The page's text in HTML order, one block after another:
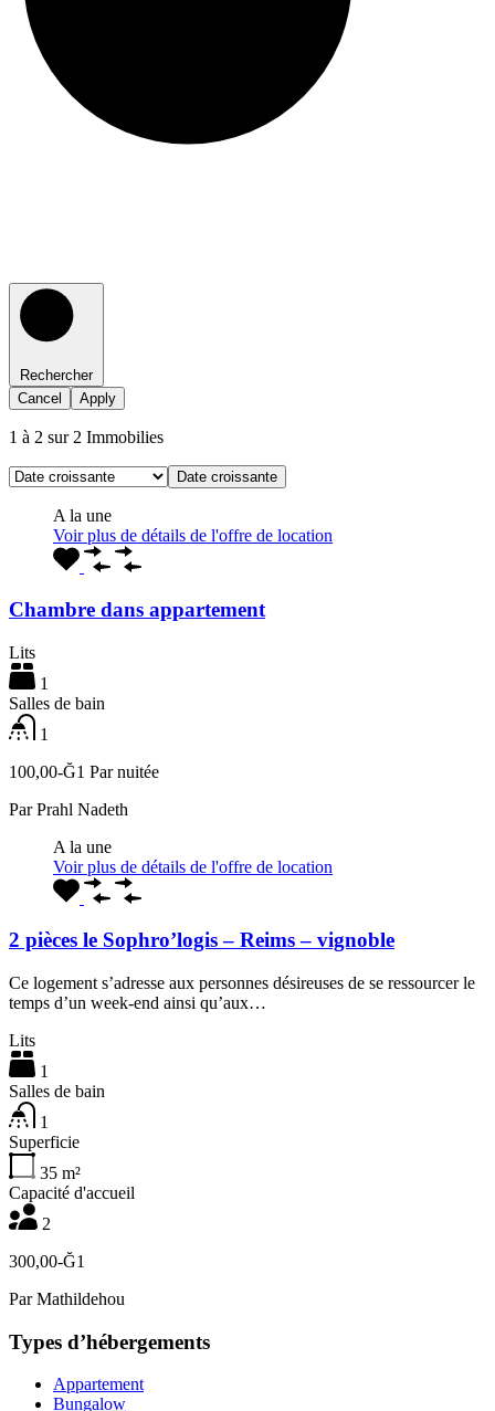
Rechercher
Cancel
Apply
1 à 2 sur 2 Immobilies
Date croissante
A la une
Voir plus de détails de l'offre de location
Chambre dans appartement
Lits
1
Salles de bain
1
100,00-Ğ1 Par nuitée
ParPrahl Nadeth
A la une
Voir plus de détails de l'offre de location
2 pièces le Sophro’logis – Reims – vignoble
Ce logement s’adresse aux personnes désireuses de se ressourcer le
temps d’un week-end ainsi qu’aux…
Lits
1
Salles de bain
1
Superficie
35 m²
Capacité d'accueil
2
300,00-Ğ1
ParMathildehou
Types d’hébergements
Appartement
Bungalow